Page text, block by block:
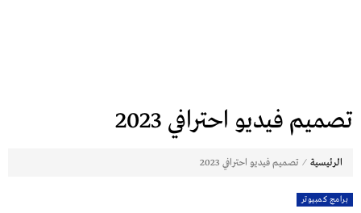
تصميم فيديو احترافي 2023
الرئيسية ⁄ تصميم فيديو احترافي 2023
برامج كمبيوتر